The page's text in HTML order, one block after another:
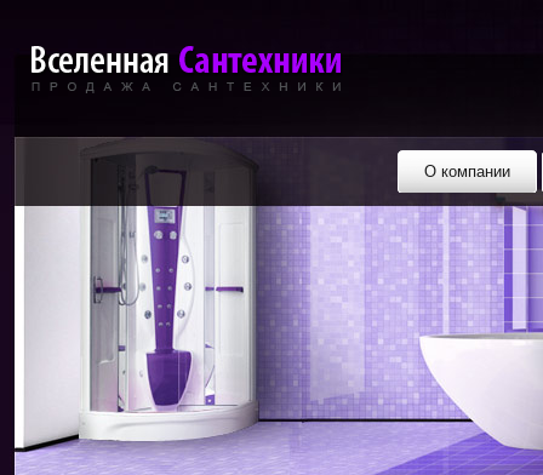
О компании